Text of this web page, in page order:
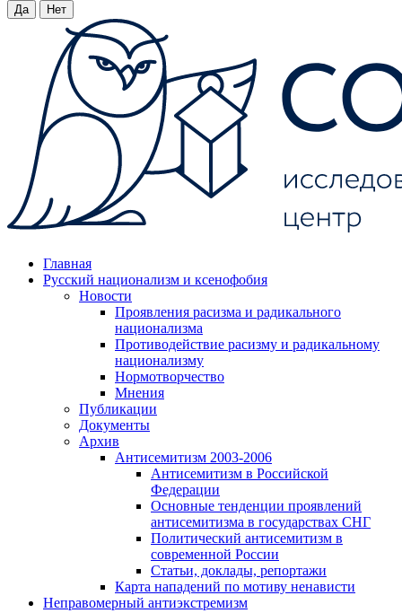
Да Нет
Главная
Русский национализм и ксенофобия
Новости
Проявления расизма и радикального
национализма
Противодействие расизму и радикальному
национализму
Нормотворчество
Мнения
Публикации
Документы
Архив
Антисемитизм 2003-2006
Антисемитизм в Российской
Федерации
Основные тенденции проявлений
антисемитизма в государствах СНГ
Политический антисемитизм в
современной России
Статьи, доклады, репортажи
Карта нападений по мотиву ненависти
Неправомерный антиэкстремизм